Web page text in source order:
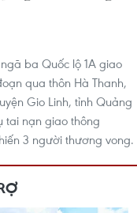
ba Quốc lộ 1A giao
qua thôn Hà Thanh,
Gio Linh, tỉnh Quảng
tai nạn giao thông
3 người thương vong.